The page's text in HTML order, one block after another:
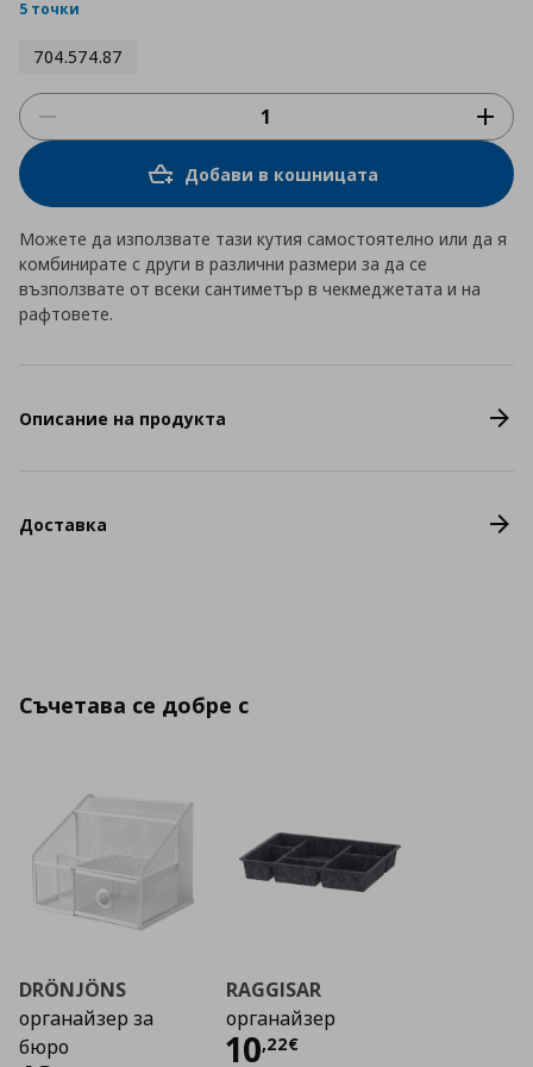
5 точки
704.574.87
Добави в кошницата
Можете да използвате тази кутия самостоятелно или да я
комбинирате с други в различни размери за да се
възползвате от всеки сантиметър в чекмеджетата и на
рафтовете.
Описание на продукта
Доставка
Съчетава се добре с
DRÖNJÖNS
органайзер за
бюро
RAGGISAR
органайзер
10,22€
Цена